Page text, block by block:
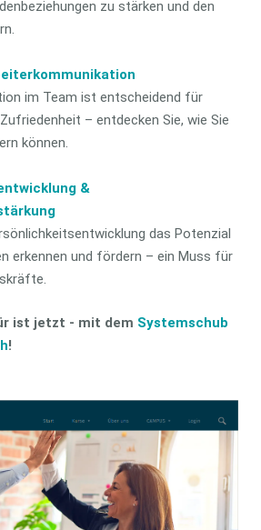
zu stärken und den
im Team ist entscheidend für
– entdecken Sie, wie Sie
können.
&
das Potenzial
erkennen und fördern – ein Muss für
ist jetzt - mit dem Systemschub
!